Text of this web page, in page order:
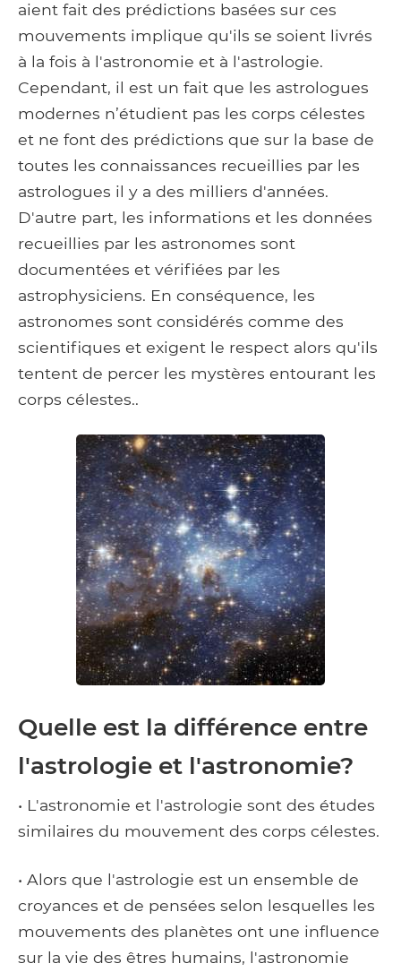
aient fait des prédictions basées sur ces
mouvements implique qu'ils se soient livrés
à la fois à l'astronomie et à l'astrologie.
Cependant, il est un fait que les astrologues
modernes n’étudient pas les corps célestes
et ne font des prédictions que sur la base de
toutes les connaissances recueillies par les
astrologues il y a des milliers d'années.
D'autre part, les informations et les données
recueillies par les astronomes sont
documentées et vérifiées par les
astrophysiciens. En conséquence, les
astronomes sont considérés comme des
scientifiques et exigent le respect alors qu'ils
tentent de percer les mystères entourant les
corps célestes..
Quelle est la différence entre
l'astrologie et l'astronomie?
• L'astronomie et l'astrologie sont des études
similaires du mouvement des corps célestes.
• Alors que l'astrologie est un ensemble de
croyances et de pensées selon lesquelles les
mouvements des planètes ont une influence
sur la vie des êtres humains, l'astronomie